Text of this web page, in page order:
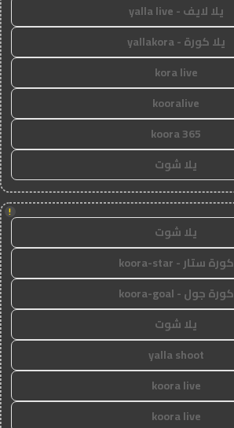
يلا لايف - yalla live
يلا كورة - yallakora
kora live
kooralive
koora 365
يلا شوت
!
يلا شوت
كورة ستار - koora-star
كورة جول - koora-goal
يلا شوت
yalla shoot
koora live
koora live